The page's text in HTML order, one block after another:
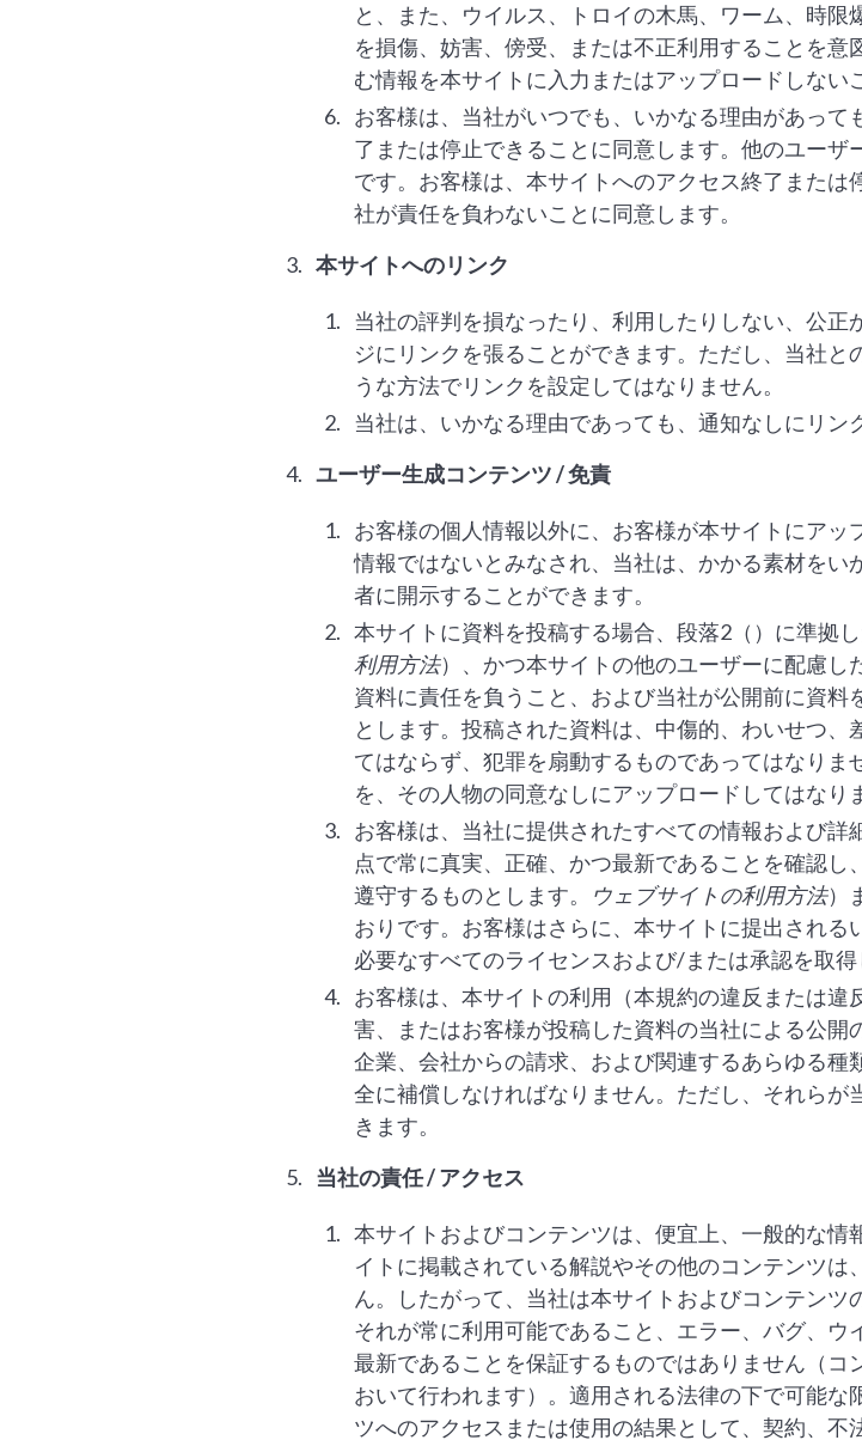
と、また、ウイルス、トロイの木馬、ワーム、時
を損傷、妨害、傍受、または不正利用することを
む情報を本サイトに入力またはアップロードしない
お客様は、当社がいつでも、いかなる理由があっ
了または停止できることに同意します。他のユー
です。お客様は、本サイトへのアクセス終了また
社が責任を負わないことに同意します。
本サイトへのリンク
当社の評判を損なったり、利用したりしない、公
ジにリンクを張ることができます。ただし、当社
うな方法でリンクを設定してはなりません。
当社は、いかなる理由であっても、通知なしにリン
ユーザー生成コンテンツ / 免責
お客様の個人情報以外に、お客様が本サイトにア
情報ではないとみなされ、当社は、かかる素材を
者に開示することができます。
本サイトに資料を投稿する場合、段落2（）に準拠
利用方法）、かつ本サイトの他のユーザーに配慮し
資料に責任を負うこと、および当社が公開前に資
とします。投稿された資料は、中傷的、わいせつ
てはならず、犯罪を扇動するものであってはなり
を、その人物の同意なしにアップロードしてはなり
お客様は、当社に提供されたすべての情報および
点で常に真実、正確、かつ最新であることを確認
遵守するものとします。
ウェブサイトの利用方法）
おりです。お客様はさらに、本サイトに提出される
必要なすべてのライセンスおよび/または承認を取
お客様は、本サイトの利用（本規約の違反または
害、またはお客様が投稿した資料の当社による公開
企業、会社からの請求、および関連するあらゆる
全に補償しなければなりません。ただし、それら
きます。
当社の責任 / アクセス
本サイトおよびコンテンツは、便宜上、一般的な
イトに掲載されている解説やその他のコンテンツ
ん。したがって、当社は本サイトおよびコンテンツ
それが常に利用可能であること、エラー、バグ、
最新であることを保証するものではありません（
おいて行われます）。適用される法律の下で可能
ツへのアクセスまたは使用の結果として、契約、